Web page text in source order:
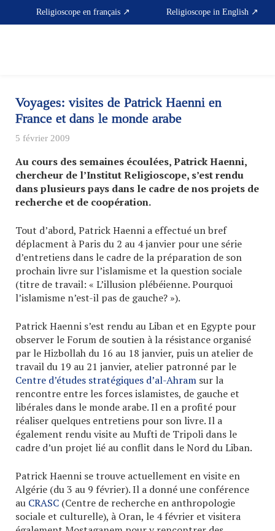
Religioscope en français ↗ Religioscope in English ↗
Voyages: visites de Patrick Haenni en
France et dans le monde arabe
5 février 2009
Au cours des semaines écoulées, Patrick Haenni,
chercheur de l’Institut Religioscope, s’est rendu
dans plusieurs pays dans le cadre de nos projets de
recherche et de coopération.
Tout d’abord, Patrick Haenni a effectué un bref
déplacment à Paris du 2 au 4 janvier pour une série
d’entretiens dans le cadre de la préparation de son
prochain livre sur l’islamisme et la question sociale
(titre de travail: « L’illusion plébéienne. Pourquoi
l’islamisme n’est-il pas de gauche? »).
Patrick Haenni s’est rendu au Liban et en Egypte pour
observer le Forum de soutien à la résistance organisé
par le Hizbollah du 16 au 18 janvier, puis un atelier de
travail du 19 au 21 janvier, atelier patronné par le
Centre d’études stratégiques d’al-Ahram sur la
rencontre entre les forces islamistes, de gauche et
libérales dans le monde arabe. Il en a profité pour
réaliser quelques entretiens pour son livre. Il a
également rendu visite au Mufti de Tripoli dans le
cadre d’un projet lié au conflit dans le Nord du Liban.
Patrick Haenni se trouve actuellement en visite en
Algérie (du 3 au 9 février). Il a donné une conférence
au CRASC (Centre de recherche en anthropologie
sociale et culturelle), à Oran, le 4 février et visitera